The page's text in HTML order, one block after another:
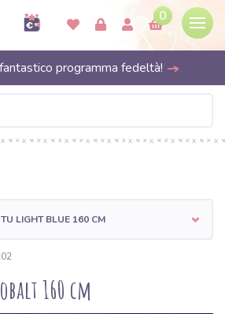
0
programma fedeltà!
LIGHT BLUE 160 CM
160 cm